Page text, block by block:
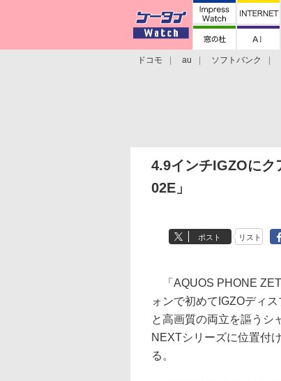
ドコモ au ソフトバンク
4.9インチIGZOにク
02E」
ポスト リスト
「AQUOS PHONE
ォンで初めてIGZOディ
と高画質の両立を謳うシ
NEXTシリーズに位置付
る。